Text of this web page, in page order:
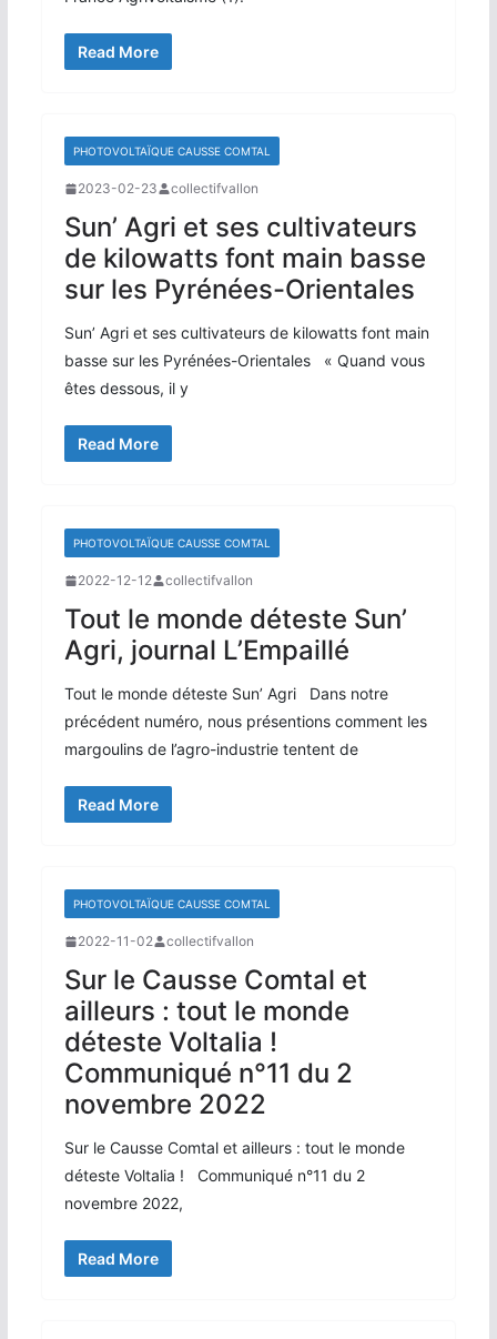
Read More
PHOTOVOLTAÏQUE CAUSSE COMTAL
2023-02-23 collectifvallon
Sun’ Agri et ses cultivateurs
de kilowatts font main basse
sur les Pyrénées-Orientales
Sun’ Agri et ses cultivateurs de kilowatts font main
basse sur les Pyrénées-Orientales « Quand vous
êtes dessous, il y
Read More
PHOTOVOLTAÏQUE CAUSSE COMTAL
2022-12-12 collectifvallon
Tout le monde déteste Sun’
Agri, journal L’Empaillé
Tout le monde déteste Sun’ Agri Dans notre
précédent numéro, nous présentions comment les
margoulins de l’agro-industrie tentent de
Read More
PHOTOVOLTAÏQUE CAUSSE COMTAL
2022-11-02 collectifvallon
Sur le Causse Comtal et
ailleurs : tout le monde
déteste Voltalia !
Communiqué n°11 du 2
novembre 2022
Sur le Causse Comtal et ailleurs : tout le monde
déteste Voltalia ! Communiqué n°11 du 2
novembre 2022,
Read More